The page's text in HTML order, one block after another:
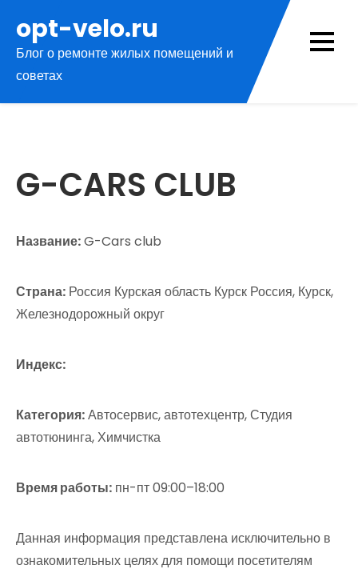
содержимому
opt-velo.ru
Блог о ремонте жилых помещений и
советах
G-CARS CLUB
Название:G-Cars club
Страна: Россия Курская область Курск Россия, Курск,
Железнодорожный округ
Индекс:
Категория:Автосервис, автотехцентр, Студия
автотюнинга, Химчистка
Время работы: пн-пт 09:00–18:00
Данная информация представлена исключительно в
ознакомительных целях для помощи посетителям